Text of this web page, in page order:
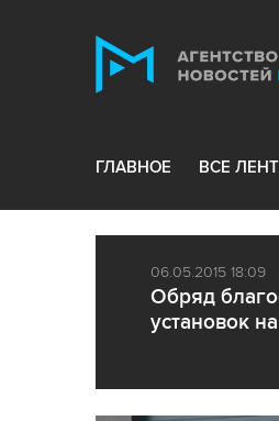
ГЛАВНОЕ ВСЕ
06.05.2015 18:09
Обряд
установок